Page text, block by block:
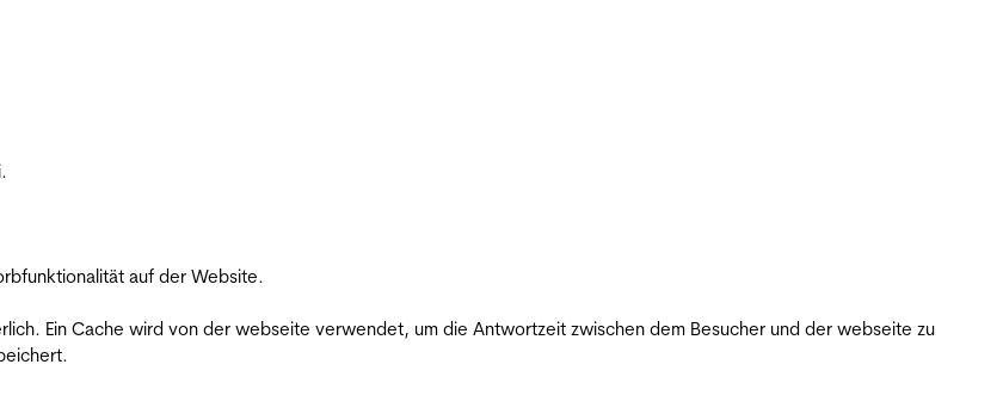
auf der Website.
Ein Cache wird von der webseite verwendet, um die Antwortzeit zwischen dem Besucher und der webseite zu